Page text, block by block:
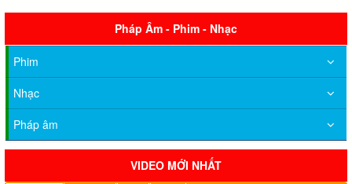
Pháp Âm - Phim - Nhạc
Phim
Nhạc
Pháp âm
VIDEO MỚI NHẤT